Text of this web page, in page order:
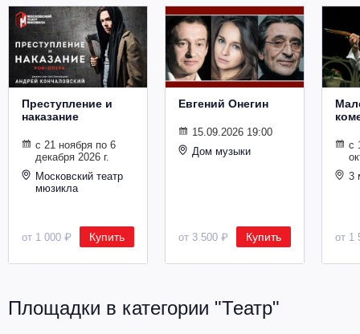
Преступление и
наказание
с 21 ноября по 6
декабря 2026 г.
Московский театр
мюзикла
от 1 000 ₽ Купить
Евгений Онегин
15.09.2026 19:00
Дом музыки
от 3 500 ₽ Купить
с
3
от 1
Площадки в категории "Театр"